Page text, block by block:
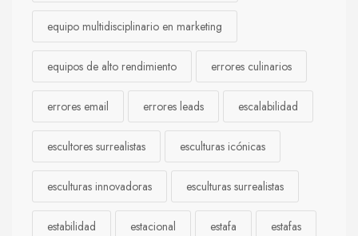
equipo multidisciplinario en marketing
equipos de alto rendimiento errores culinarios
errores email errores leads escalabilidad
escultores surrealistas esculturas icónicas
esculturas innovadoras esculturas surrealistas
estabilidad estacional estafa estafas